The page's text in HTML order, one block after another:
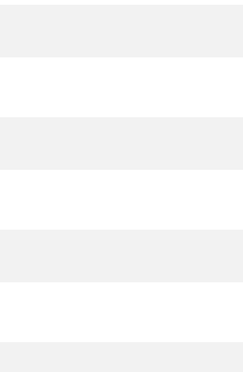
nào, bất cứ nơi đâu.